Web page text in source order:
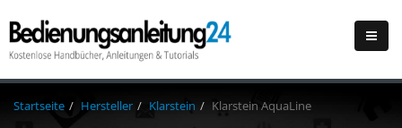
Startseite Hersteller Klarstein Klarstein AquaLine